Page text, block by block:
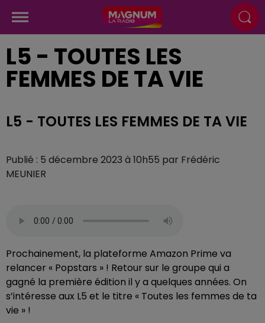
L5 - TOUTES LES
FEMMES DE TA VIE
L5 - TOUTES LES FEMMES DE TA VIE
Publié : 5 décembre 2023 à 10h55 par Frédéric
MEUNIER
Prochainement, la plateforme Amazon Prime va
relancer « Popstars » ! Retour sur le groupe qui a
gagné la première édition il y a quelques années. On
s’intéresse aux L5 et le titre « Toutes les femmes de ta
vie » !